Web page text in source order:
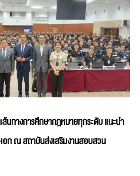
นทางการศึกษากฎหมายทุกระดับ แนะนำ
ก ณ สถาบันส่งเสริมงานสอบสวน